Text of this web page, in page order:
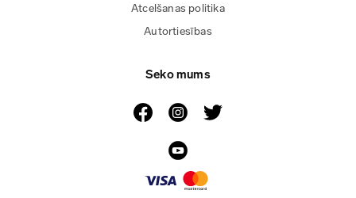
Atcelšanas politika
Autortiesības
Seko mums